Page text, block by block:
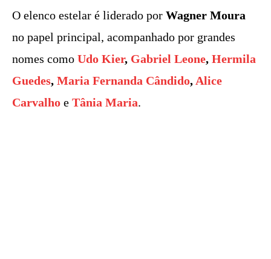
O elenco estelar é liderado por Wagner Moura
no papel principal, acompanhado por grandes
nomes como Udo Kier, Gabriel Leone, Hermila
Guedes, Maria Fernanda Cândido, Alice
Carvalho e Tânia Maria.